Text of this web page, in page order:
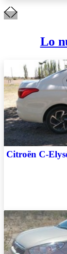
Lo
Citroën C-